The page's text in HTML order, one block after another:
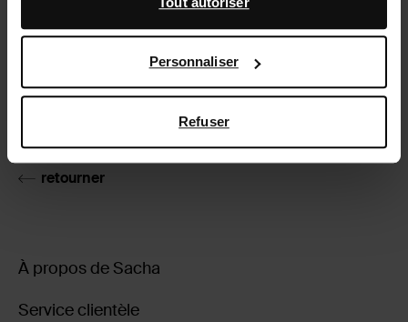
publicité et de mesure. Vous pouvez en savoir plus sur la
page Sécurité et confidentialité des entreprises
de Google,
Personnaliser
Refuser
Détails du produit
Livraison & retour
retourner
À propos de Sacha
Service clientèle